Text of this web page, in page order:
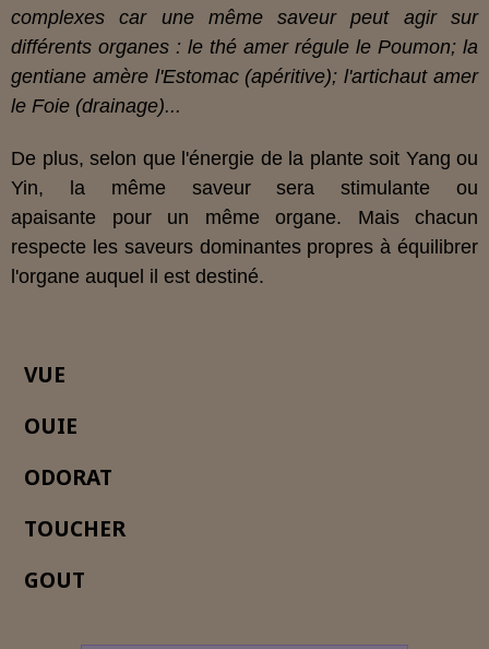
complexes car une même saveur peut agir sur
différents organes : le thé amer régule le Poumon; la
gentiane amère l'Estomac (apéritive); l'artichaut amer
le Foie (drainage)...
De plus, selon que l'énergie de la plante soit Yang ou
Yin, la même saveur sera stimulante ou
apaisante pour un même organe. Mais chacun
respecte les saveurs dominantes propres à équilibrer
l'organe auquel il est destiné.
VUE
OUIE
ODORAT
TOUCHER
GOUT